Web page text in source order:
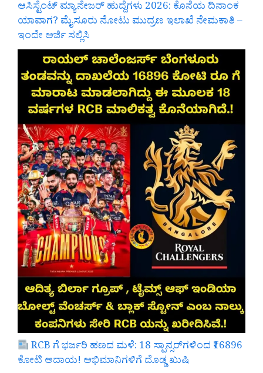
ಅಸಿಸ್ಟೆಂಟ್ ಮ್ಯಾನೇಜರ್ ಹುದ್ದೆಗಳು 2026: ಕೊನೆಯ ದಿನಾಂಕ
ಯಾವಾಗ? ಮೈಸೂರು ನೋಟು ಮುದ್ರಣ ಇಲಾಖೆ ನೇಮಕಾತಿ –
ಇಂದೇ ಅರ್ಜಿ ಸಲ್ಲಿಸಿ
RCB ಗೆ ಭರ್ಜರಿ ಹಣದ ಮಳೆ: 18 ಸ್ಪಾನ್ಸರ್‌ಗಳಿಂದ ₹16896
ಕೋಟಿ ಆದಾಯ! ಅಭಿಮಾನಿಗಳಿಗೆ ದೊಡ್ಡ ಖುಷಿ